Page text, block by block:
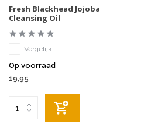
Fresh Blackhead Jojoba
Cleansing Oil
Vergelijk
Op voorraad
19,95